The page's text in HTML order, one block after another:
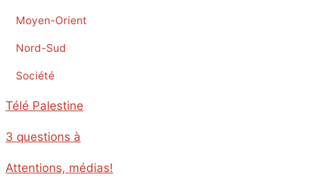
Moyen-Orient
Nord-Sud
Société
Télé Palestine
3 questions à
Attentions, médias!